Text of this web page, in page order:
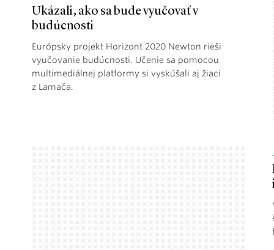
Ukázali, ako sa bude vyučovať v
budúcnosti
Európsky projekt Horizont 2020 Newton rieši
vyučovanie budúcnosti. Učenie sa pomocou
multimediálnej platformy si vyskúšali aj žiaci
z Lamača.